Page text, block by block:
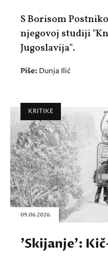
S Borisom
njegovoj studiji
Jugoslavija".
Piše: Dunja Ilić
KRITIKE
09.06.2026.
'Skijanje':